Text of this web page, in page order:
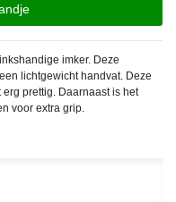
imker. Deze
lichtgewicht handvat. Deze
prettig. Daarnaast is het
voor extra grip.